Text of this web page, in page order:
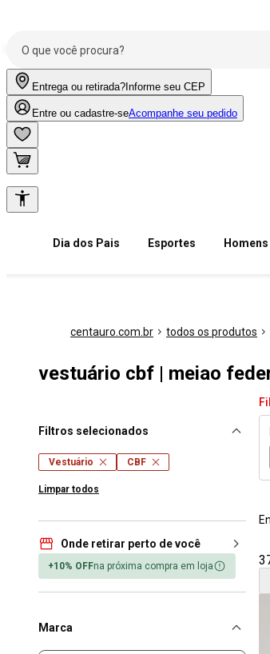
Entrega ou retirada? Informe seu CEP
Entre ou cadastre-seAcompanhe seu pedido
Dia dos Pais Esportes Homens
centauro.com.br todos os produtos
vestuário cbf | meiao
Filtros selecionados
Vestuário CBF
Limpar todos
Onde retirar perto de você
+10% OFFna próxima compra em loja
Marca